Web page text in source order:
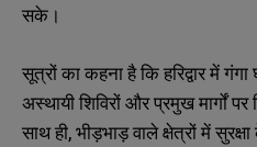
सके।
सूत्रों का कहना है कि हरिद्वार में
अस्थायी शिविरों और प्रमुख मार्गों
साथ ही, भीड़भाड़ वाले क्षेत्रों में